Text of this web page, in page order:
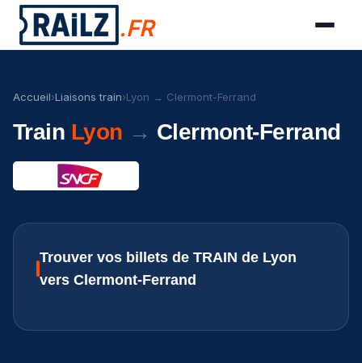
.FR
Accueil›Liaisons train›Lyon → Clermont-Ferrand
Train Lyon → Clermont-Ferrand
Trouver vos billets de TRAIN de Lyon
vers Clermont-Ferrand